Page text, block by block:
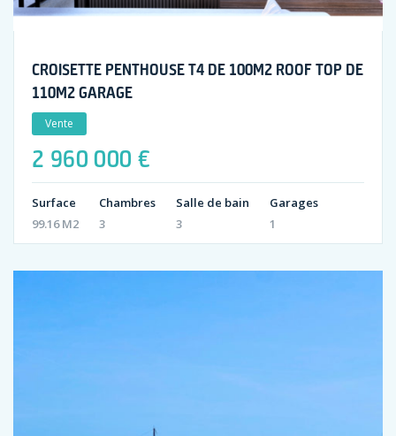
CROISETTE PENTHOUSE T4 DE 100M2 ROOF TOP DE
110M2 GARAGE
Vente
2 960 000 €
Surface
99.16 M2
Chambres
3
Salle de bain
3
Garages
1